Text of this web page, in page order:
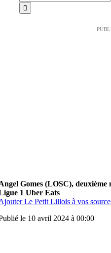
Gomes (LOSC), deuxième
1 Uber Eats
Le Petit Lillois à vos
le 10 avril 2024 à 00:00